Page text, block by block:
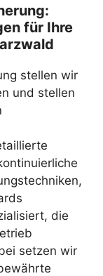
für Ihre
stellen wir
und stellen
die
setzen wir